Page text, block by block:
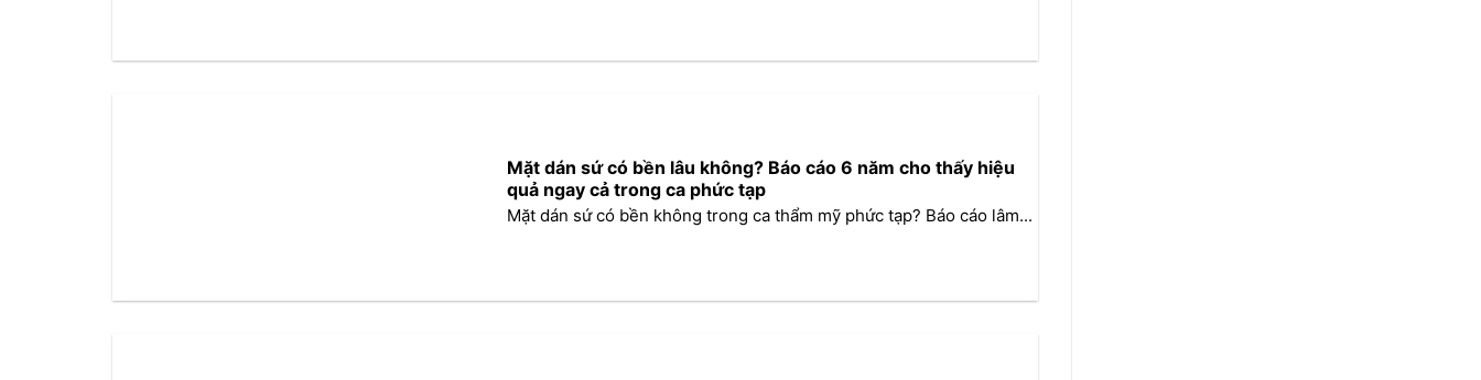
Mặt dán sứ có bền lâu không? Báo cáo 6 năm cho thấy hiệu
quả ngay cả trong ca phức tạp
Mặt dán sứ có bền không trong ca thẩm mỹ phức tạp? Báo cáo lâm...